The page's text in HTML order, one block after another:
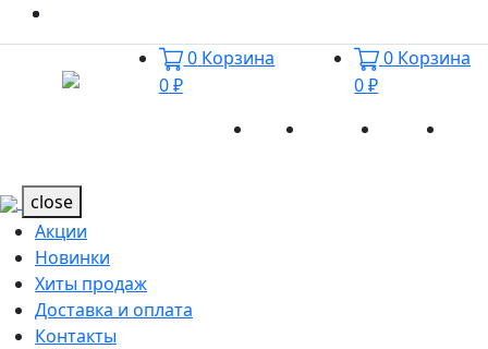
0 Корзина
0 ₽
0 Корзина
0 ₽
Акции Новинки
close
Акции
Новинки
Хиты продаж
Доставка и оплата
Контакты